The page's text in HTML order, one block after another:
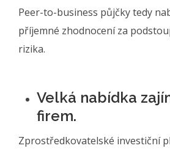
Peer-to-business půjčky tedy
příjemné zhodnocení za
rizika.
Velká nabídka
firem.
Zprostředkovatelské investiční